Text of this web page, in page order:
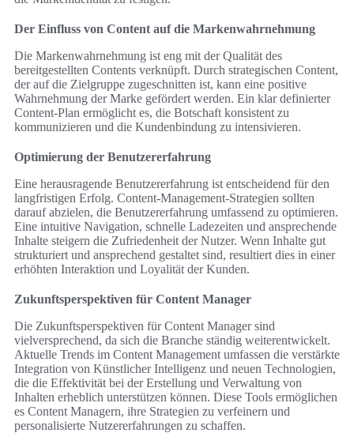
Der Einfluss von Content auf die Markenwahrnehmung
Die Markenwahrnehmung ist eng mit der Qualität des
bereitgestellten Contents verknüpft. Durch strategischen Content,
der auf die Zielgruppe zugeschnitten ist, kann eine positive
Wahrnehmung der Marke gefördert werden. Ein klar definierter
Content-Plan ermöglicht es, die Botschaft konsistent zu
kommunizieren und die Kundenbindung zu intensivieren.
Optimierung der Benutzererfahrung
Eine herausragende Benutzererfahrung ist entscheidend für den
langfristigen Erfolg. Content-Management-Strategien sollten
darauf abzielen, die Benutzererfahrung umfassend zu optimieren.
Eine intuitive Navigation, schnelle Ladezeiten und ansprechende
Inhalte steigern die Zufriedenheit der Nutzer. Wenn Inhalte gut
strukturiert und ansprechend gestaltet sind, resultiert dies in einer
erhöhten Interaktion und Loyalität der Kunden.
Zukunftsperspektiven für Content Manager
Die Zukunftsperspektiven für Content Manager sind
vielversprechend, da sich die Branche ständig weiterentwickelt.
Aktuelle Trends im Content Management umfassen die verstärkte
Integration von Künstlicher Intelligenz und neuen Technologien,
die die Effektivität bei der Erstellung und Verwaltung von
Inhalten erheblich unterstützen können. Diese Tools ermöglichen
es Content Managern, ihre Strategien zu verfeinern und
personalisierte Nutzererfahrungen zu schaffen.